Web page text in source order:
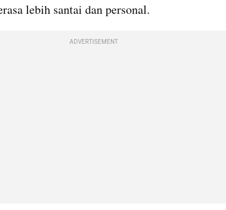
lebih santai dan personal.
ADVERTISEMENT